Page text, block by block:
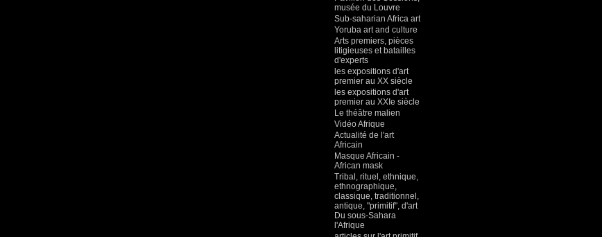
musée du Louvre
Sub-saharian Africa art
Yoruba art and culture
Arts premiers, pièces
litigieuses et batailles
d'experts
les expositions d'art
premier au XX siècle
les expositions d'art
premier au XXIe siècle
Le théâtre malien
Vidéo Afrique
Actualité de l'art
Africain
Masque Africain -
African mask
Tribal, rituel, ethnique,
ethnographique,
classique, traditionnel,
antique, "primitif", d'art
Du sous-Sahara
l'Afrique